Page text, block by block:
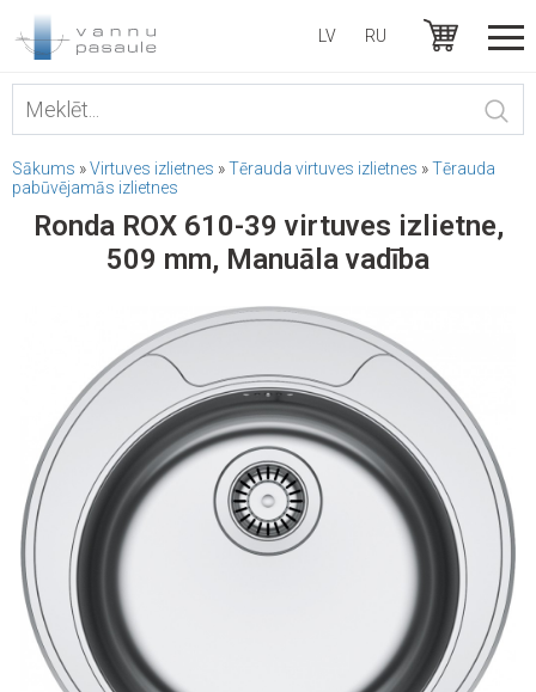
LV RU
Sākums »Virtuves izlietnes »Tērauda virtuves izlietnes »Tērauda
pabūvējamās izlietnes
Ronda ROX 610-39 virtuves izlietne,
509 mm, Manuāla vadība